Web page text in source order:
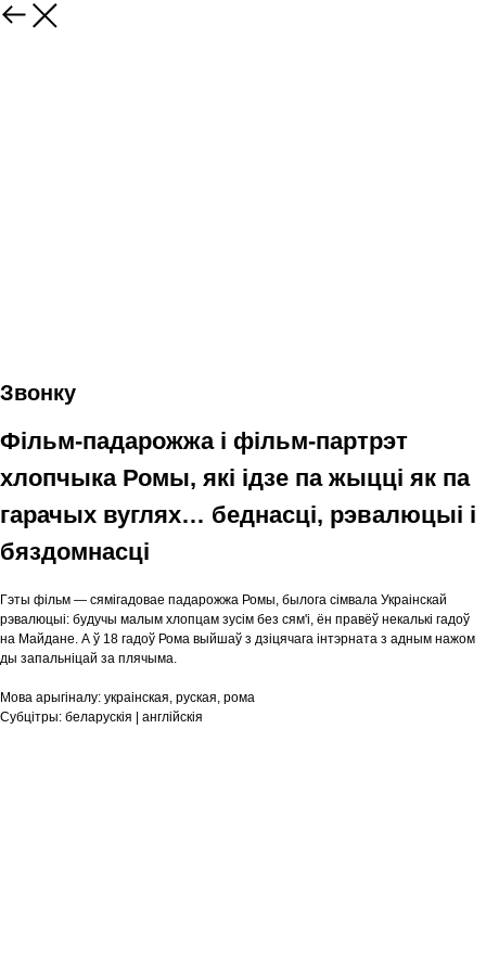
Звонку
Фільм-падарожжа і фільм-партрэт
хлопчыка Ромы, які ідзе па жыцці як па
гарачых вуглях… беднасці, рэвалюцыі і
бяздомнасці
Гэты фільм — сямігадовае падарожжа Ромы, былога сімвала Украінскай
рэвалюцыі: будучы малым хлопцам зусім без сям'і, ён правёў некалькі гадоў
на Майдане. А ў 18 гадоў Рома выйшаў з дзіцячага інтэрната з адным нажом
ды запальніцай за плячыма.
Мова арыгіналу: украiнская, руская, рома
Субцітры: беларускія | англійскія